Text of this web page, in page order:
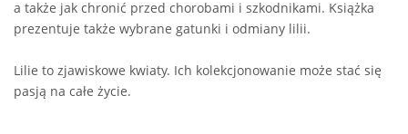
a także jak chronić przed chorobami i szkodnikami. Książka
prezentuje także wybrane gatunki i odmiany lilii.
Lilie to zjawiskowe kwiaty. Ich kolekcjonowanie może stać się
pasją na całe życie.